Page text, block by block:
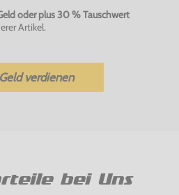
oder plus 30 % Tauschwert
Artikel.
verdienen
bei Uns